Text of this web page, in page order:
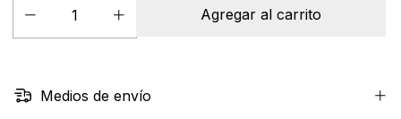
Medios de envío